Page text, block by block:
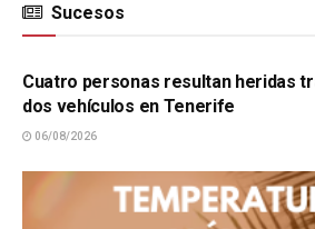
Sucesos
SUCESOS
Cuatro personas resultan heridas
dos vehículos en Tenerife
06/08/2026